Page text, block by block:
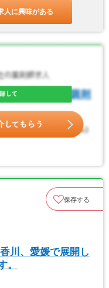
人に興味がある
保存する
川、愛媛で展開し
。